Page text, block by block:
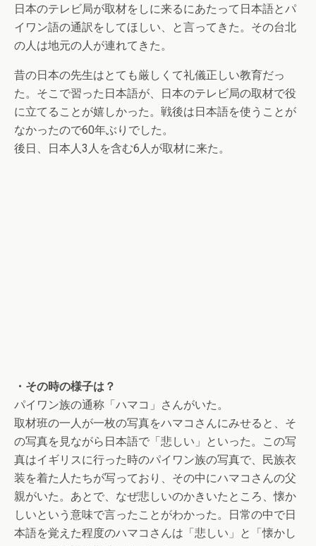
日本のテレビ局が取材をしに来るにあたって日本語とパ
イワン語の通訳をしてほしい、と言ってきた。その台北
の人は地元の人が連れてきた。
昔の日本の先生はとても厳しくて礼儀正しい教育だっ
た。そこで習った日本語が、日本のテレビ局の取材で役
に立てることが嬉しかった。戦後は日本語を使うことが
なかったので60年ぶりでした。
後日、日本人3人を含む6人が取材に来た。
・その時の様子は？
パイワン族の通称「ハマコ」さんがいた。
取材班の一人が一枚の写真をハマコさんにみせると、そ
の写真を見ながら日本語で「悲しい」といった。この写
真はイギリスに行った時のパイワン族の写真で、民族衣
装を着た人たちが写っており、その中にハマコさんの父
親がいた。あとで、なぜ悲しいのかきいたところ、懐か
しいという意味で言ったことがわかった。日常の中で日
本語を覚えた程度のハマコさんは「悲しい」と「懐かし